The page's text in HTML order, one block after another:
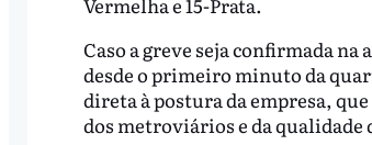
Caso a greve seja confirmada
desde o primeiro minuto da
direta à postura da empresa,
dos metroviários e da